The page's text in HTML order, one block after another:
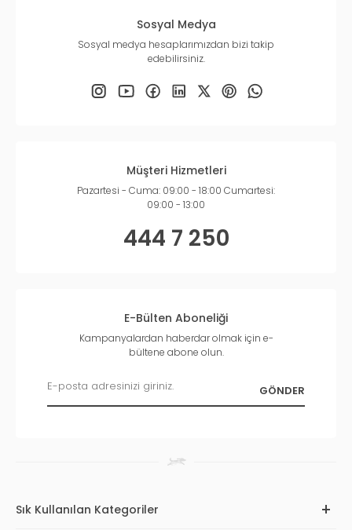
Sosyal Medya
Sosyal medya hesaplarımızdan bizi takip
edebilirsiniz.
Müşteri Hizmetleri
Pazartesi - Cuma: 09:00 - 18:00 Cumartesi:
09:00 - 13:00
444 7 250
E-Bülten Aboneliği
Kampanyalardan haberdar olmak için e-
bültene abone olun.
Sık Kullanılan Kategoriler